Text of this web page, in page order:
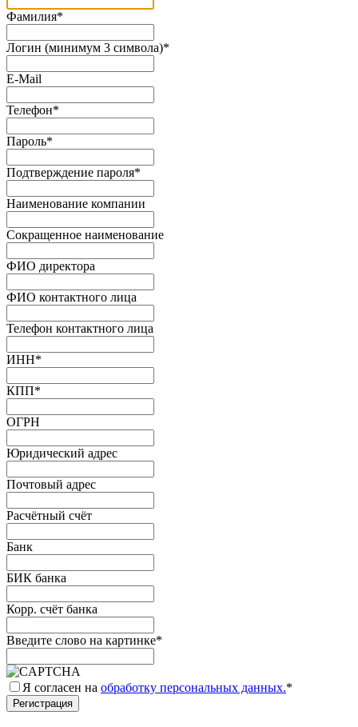
Фамилия*
Логин (минимум 3 символа)*
E-Mail
Телефон*
Пароль*
Подтверждение пароля*
Наименование компании
Сокращенное наименование
ФИО директора
ФИО контактного лица
Телефон контактного лица
ИНН*
КПП*
ОГРН
Юридический адрес
Почтовый адрес
Расчётный счёт
Банк
БИК банка
Корр. счёт банка
Введите слово на картинке*
Я согласен на обработку персональных данных.*